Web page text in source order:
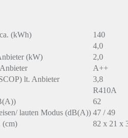
(kWh)
140
4,0
(kW)
2,0
A++
lt. Anbieter
3,8
R410A
62
lauten Modus (dB(A)) 47 / 49
(cm)
82 x 21 x